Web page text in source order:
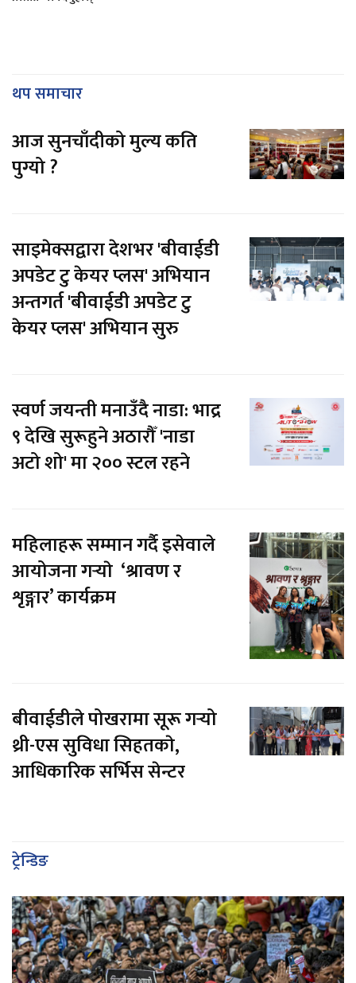
थप समाचार
आज सुनचाँदीको मुल्य कति
पुग्यो ?
साइमेक्सद्वारा देशभर 'बीवाईडी
अपडेट टु केयर प्लस' अभियान
अन्तगर्त 'बीवाईडी अपडेट टु
केयर प्लस' अभियान सुरु
स्वर्ण जयन्ती मनाउँदै नाडा: भाद्र
९ देखि सुरूहुने अठारौँ 'नाडा
अटो शो' मा २०० स्टल रहने
महिलाहरू सम्मान गर्दै इसेवाले
आयोजना गर्‍याे ‘श्रावण र
शृङ्गार’ कार्यक्रम
बीवाईडीले पोखरामा सूरू गर्‍यो
थ्री-एस सुविधा सिहतकाे,
आधिकारिक सर्भिस सेन्टर
ट्रेन्डिङ